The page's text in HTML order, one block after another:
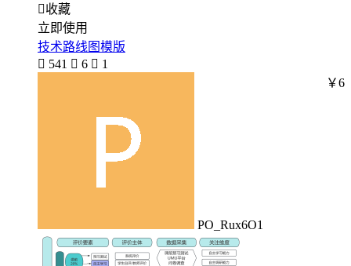
收藏
立即使用
技术路线图模版
 541  6  1
PO_Rux6O1
￥6